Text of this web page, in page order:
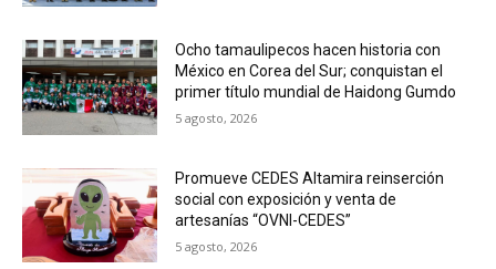
Ocho tamaulipecos hacen historia con
México en Corea del Sur; conquistan el
primer título mundial de Haidong Gumdo
5 agosto, 2026
Promueve CEDES Altamira reinserción
social con exposición y venta de
artesanías “OVNI-CEDES”
5 agosto, 2026